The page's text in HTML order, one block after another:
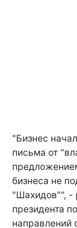
"Бизнес
письма от
бизнеса не
"Шахидов"", -
президента
направлений